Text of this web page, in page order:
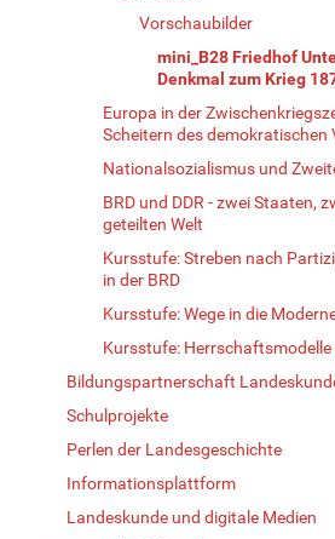
Vorschaubilder
mini_B28 Friedhof
Denkmal zum Krieg
Europa in der
Scheitern des
Nationalsozialismus und
BRD und DDR - zwei Staaten,
geteilten Welt
Kursstufe: Streben nach
in der BRD
Kursstufe: Wege in die
Kursstufe:
Bildungspartnerschaft
Schulprojekte
Perlen der Landesgeschichte
Informationsplattform
Landeskunde und digitale Medien